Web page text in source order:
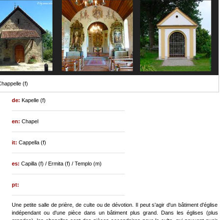
(f)
de:Kapelle (f)
en:Chapel
it:Cappella (f)
es:Capilla (f) / Ermita (f) / Templo (m)
pt:
Une petite salle de prière, de culte ou de dévotion. Il peut s'agir d'un bâtiment d'église
indépendant ou d'une pièce dans un bâtiment plus grand. Dans les églises (plus